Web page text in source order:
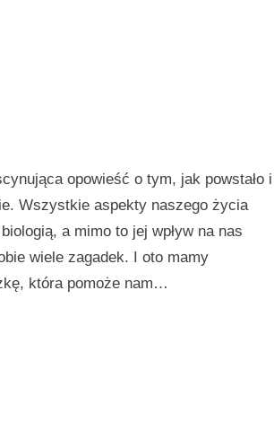
opowieść o tym, jak powstało i
Wszystkie aspekty naszego życia
a mimo to jej wpływ na nas
wiele zagadek. I oto mamy
która pomoże nam…